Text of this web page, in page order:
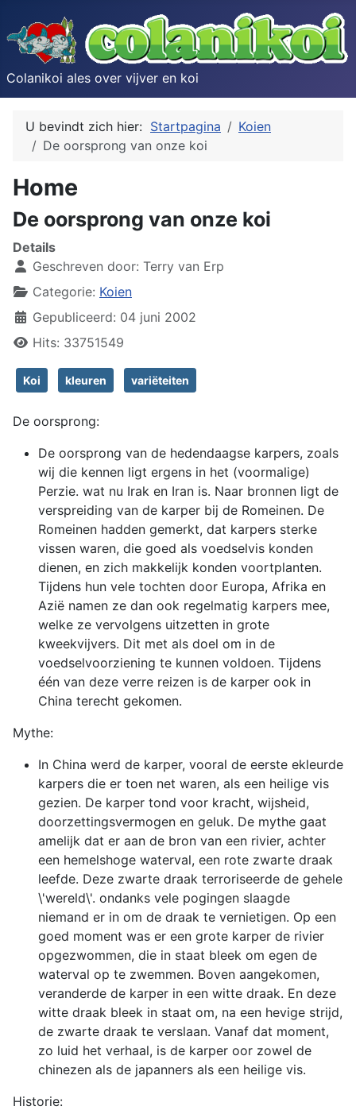
Colanikoi ales over vijver en koi
U bevindt zich hier: Startpagina
Koien
De oorsprong van onze koi
Home
De oorsprong van onze koi
Details
Geschreven door: Terry van Erp
Categorie: Koien
Gepubliceerd: 04 juni 2002
Hits: 33751549
Koi kleuren variëteiten
De oorsprong:
De oorsprong van de hedendaagse karpers, zoals
wij die kennen ligt ergens in het (voormalige)
Perzie. wat nu Irak en Iran is. Naar bronnen ligt de
verspreiding van de karper bij de Romeinen. De
Romeinen hadden gemerkt, dat karpers sterke
vissen waren, die goed als voedselvis konden
dienen, en zich makkelijk konden voortplanten.
Tijdens hun vele tochten door Europa, Afrika en
Azië namen ze dan ook regelmatig karpers mee,
welke ze vervolgens uitzetten in grote
kweekvijvers. Dit met als doel om in de
voedselvoorziening te kunnen voldoen. Tijdens
één van deze verre reizen is de karper ook in
China terecht gekomen.
Mythe:
In China werd de karper, vooral de eerste ekleurde
karpers die er toen net waren, als een heilige vis
gezien. De karper tond voor kracht, wijsheid,
doorzettingsvermogen en geluk. De mythe gaat
amelijk dat er aan de bron van een rivier, achter
een hemelshoge waterval, een rote zwarte draak
leefde. Deze zwarte draak terroriseerde de gehele
\'wereld\'. ondanks vele pogingen slaagde
niemand er in om de draak te vernietigen. Op een
goed moment was er een grote karper de rivier
opgezwommen, die in staat bleek om egen de
waterval op te zwemmen. Boven aangekomen,
veranderde de karper in een witte draak. En deze
witte draak bleek in staat om, na een hevige strijd,
de zwarte draak te verslaan. Vanaf dat moment,
zo luid het verhaal, is de karper oor zowel de
chinezen als de japanners als een heilige vis.
Historie: